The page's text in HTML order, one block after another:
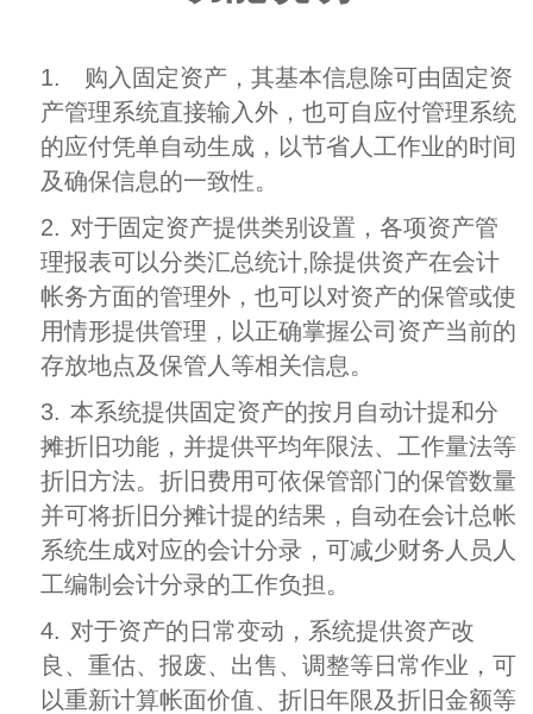
1.
购入固定资产，其基本信息除可由固定资
产管理系统直接输入外，也可自应付管理系统
的应付凭单自动生成，以节省人工作业的时间
及确保信息的一致性。
2. 对于固定资产提供类别设置，各项资产管
理报表可以分类汇总统计,除提供资产在会计
帐务方面的管理外，也可以对资产的保管或使
用情形提供管理，以正确掌握公司资产当前的
存放地点及保管人等相关信息。
3. 本系统提供固定资产的按月自动计提和分
摊折旧功能，并提供平均年限法、工作量法等
折旧方法。折旧费用可依保管部门的保管数量
并可将折旧分摊计提的结果，自动在会计总帐
系统生成对应的会计分录，可减少财务人员人
工编制会计分录的工作负担。
4. 对于资产的日常变动，系统提供资产改
良、重估、报废、出售、调整等日常作业，可
以重新计算帐面价值、折旧年限及折旧金额等